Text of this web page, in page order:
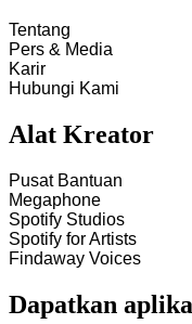
Tentang
Pers & Media
Karir
Hubungi Kami
Alat Kreator
Pusat Bantuan
Megaphone
Spotify Studios
Spotify for Artists
Findaway Voices
Dapatkan